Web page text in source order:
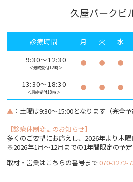
久屋パークビ
診療時間 月 火 水
9:30～12:30
＜最終受付12時＞
● ● ●
13:30～18:30
＜最終受付18時＞
● ● ●
▲ ：土曜は9:30～15:00となります（完全予
【診療体制変更のお知らせ】
多くのご要望にお応えし、2026年より木曜
※2026年1月〜12月までの1年間限定の予定
取材・営業はこちらの番号まで 070-3272-